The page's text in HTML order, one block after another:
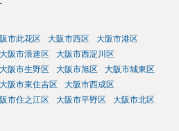
市此花区 大阪市西区
大阪市港区
大阪市浪速区
大阪市西淀川区
大阪市生野区 大阪市旭区
大阪市城東区
大阪市東住吉区
大阪市西成区
市住之江区 大阪市平野区
大阪市北区